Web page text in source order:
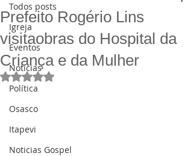
Todos posts
Igreja
Eventos
Notícias
Política
Osasco
Itapevi
Noticias Gospel
Prefeito Rogério Lins
visitaobras do Hospital da
Criança e da Mulher
Avaliado com NaN de 5 estrelas.